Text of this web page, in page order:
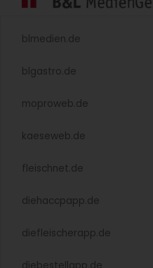
blmedien.de
blgastro.de
moproweb.de
kaeseweb.de
fleischnet.de
diehaccpapp.de
diefleischerapp.de
diebestellapp.de